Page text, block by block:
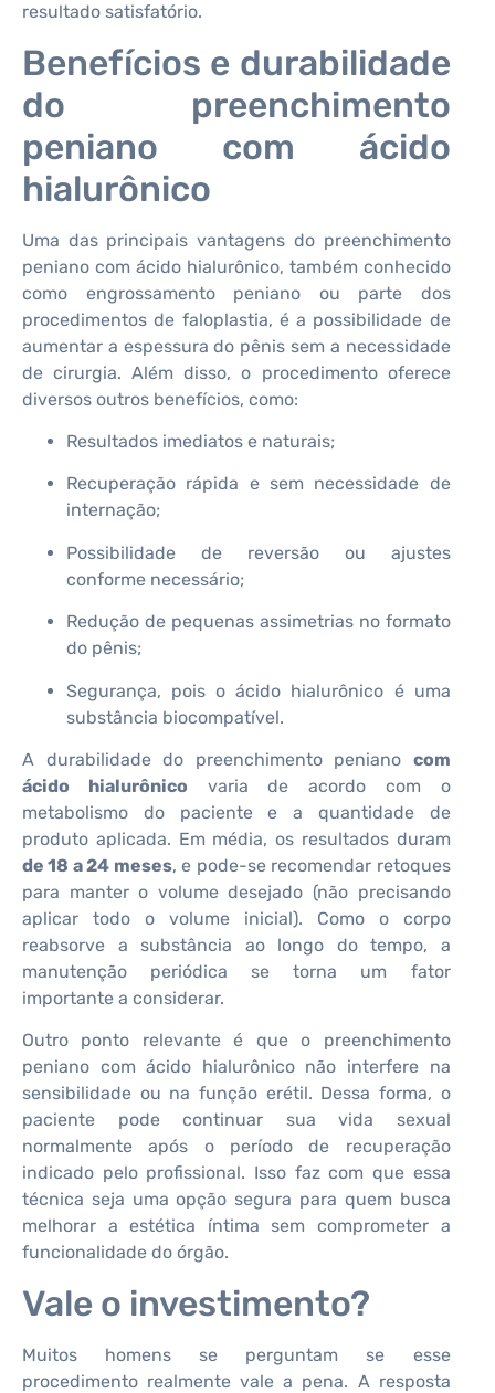
resultado satisfatório.
Benefícios e durabilidade
do preenchimento
peniano com ácido
hialurônico
Uma das principais vantagens do preenchimento
peniano com ácido hialurônico, também conhecido
como engrossamento peniano ou parte dos
procedimentos de faloplastia, é a possibilidade de
aumentar a espessura do pênis sem a necessidade
de cirurgia. Além disso, o procedimento oferece
diversos outros benefícios, como:
Resultados imediatos e naturais;
Recuperação rápida e sem necessidade de
internação;
Possibilidade de reversão ou ajustes
conforme necessário;
Redução de pequenas assimetrias no formato
do pênis;
Segurança, pois o ácido hialurônico é uma
substância biocompatível.
A durabilidade do preenchimento peniano com
ácido hialurônico varia de acordo com o
metabolismo do paciente e a quantidade de
produto aplicada. Em média, os resultados duram
de 18 a 24 meses, e pode-se recomendar retoques
para manter o volume desejado (não precisando
aplicar todo o volume inicial). Como o corpo
reabsorve a substância ao longo do tempo, a
manutenção periódica se torna um fator
importante a considerar.
Outro ponto relevante é que o preenchimento
peniano com ácido hialurônico não interfere na
sensibilidade ou na função erétil. Dessa forma, o
paciente pode continuar sua vida sexual
normalmente após o período de recuperação
indicado pelo profissional. Isso faz com que essa
técnica seja uma opção segura para quem busca
melhorar a estética íntima sem comprometer a
funcionalidade do órgão.
Vale o investimento?
Muitos homens se perguntam se esse
procedimento realmente vale a pena. A resposta